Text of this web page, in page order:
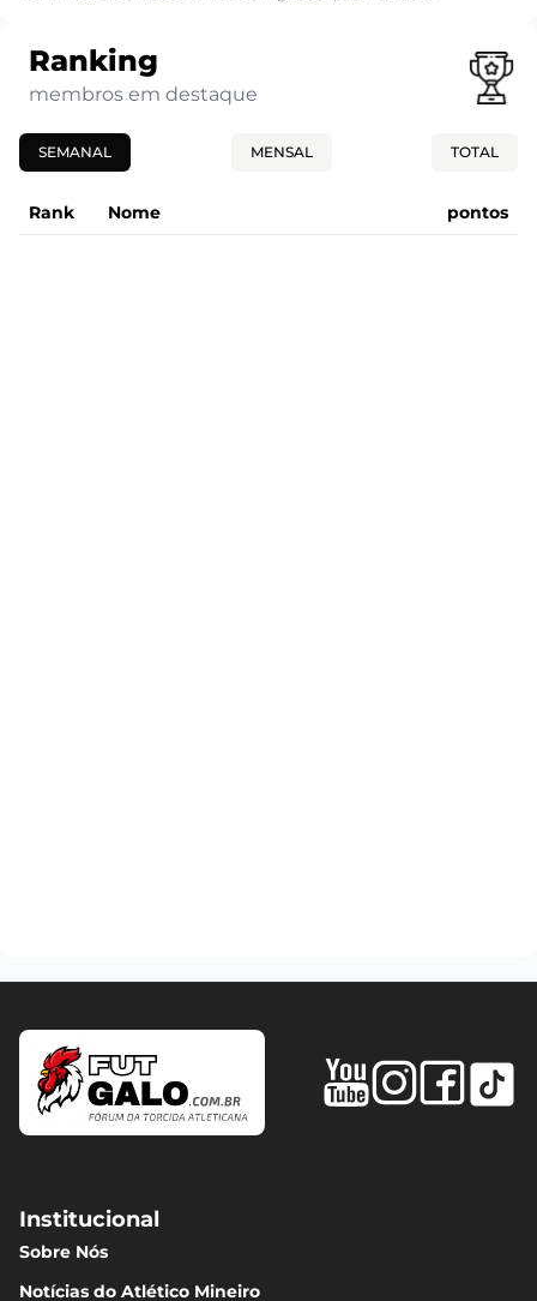
Ranking
membros em destaque
SEMANAL MENSAL TOTAL
Rank Nome pontos
Institucional
Sobre Nós
Notícias do Atlético Mineiro